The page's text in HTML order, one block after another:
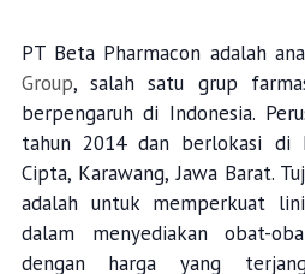
PT Beta Pharmacon adalah
Group, salah satu grup
berpengaruh di Indonesia.
tahun 2014 dan berlokasi di
Cipta, Karawang, Jawa Barat.
adalah untuk memperkuat
dalam menyediakan obat-
dengan harga yang